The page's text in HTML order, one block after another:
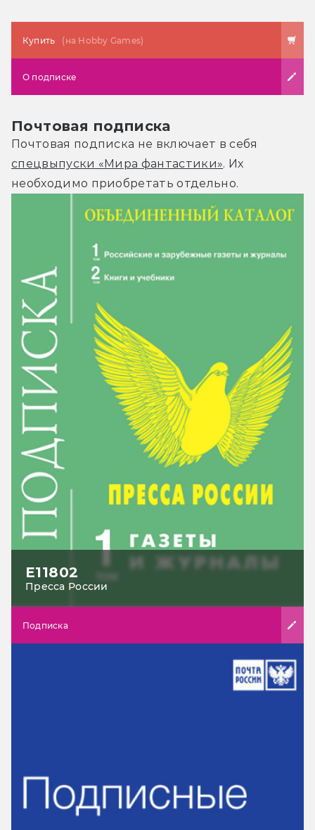
Купить (на Hobby Games)
О подписке
Почтовая подписка
Почтовая подписка не включает в себя
спецвыпуски «Мира фантастики». Их
необходимо приобретать отдельно.
Е11802
Пресса России
Подписка